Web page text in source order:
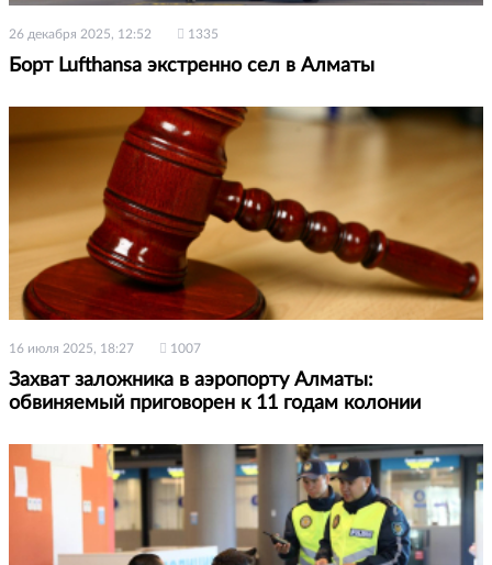
26 декабря 2025, 12:52 1335
Борт Lufthansa экстренно сел в Алматы
16 июля 2025, 18:27 1007
Захват заложника в аэропорту Алматы:
обвиняемый приговорен к 11 годам колонии